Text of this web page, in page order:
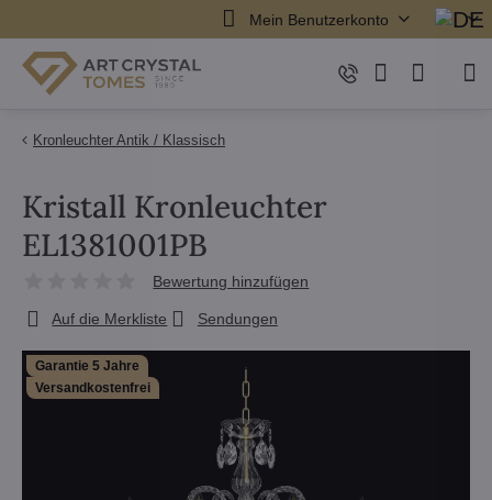
Mein Benutzerkonto
Kronleuchter Antik / Klassisch
Garantie 5 Jahre
Versandkostenfrei
Kristall Kronleuchter
EL1381001PB
Bewertung hinzufügen
Auf die Merkliste Sendungen